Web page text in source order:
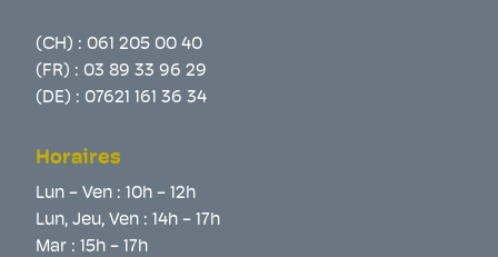
(CH) : 061 205 00 40
(FR) : 03 89 33 96 29
(DE) : 07621 161 36 34
Horaires
Lun - Ven : 10h - 12h
Lun, Jeu, Ven : 14h - 17h
Mar : 15h - 17h